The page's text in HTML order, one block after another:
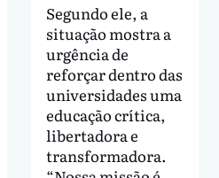
Segundo ele, a
situação mostra a
urgência de
reforçar dentro das
universidades uma
educação crítica,
libertadora e
transformadora.